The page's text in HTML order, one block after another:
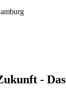
- Das